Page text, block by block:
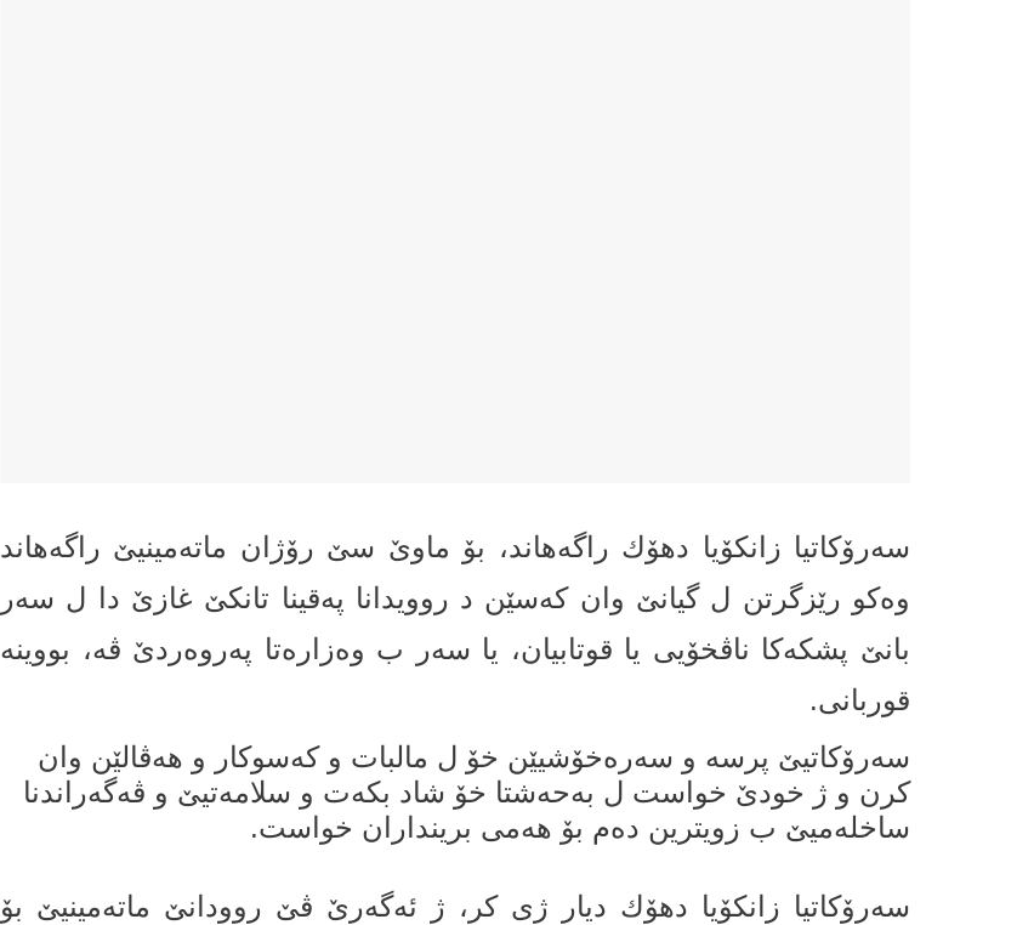
سەرۆكاتیا زانكۆیا دهۆك راگه‌هاند، بۆ ماوێ سێ رۆژان ماتەمینیێ راگەهاند
وەکو رێزگرتن ل گیانێ‌ وان كەسێن د روویدانا پەقینا تانكێ غازێ دا ل سەر
بانێ پشكەکا ناڤخۆیی یا قوتابیان، یا سەر ب وەزارەتا پەروەردێ ڤە، بووینە
قوربانی.
سه‌رۆكاتیێ پرسە و سەرەخۆشیێن خۆ ل مالبات و كەسوكار و هەڤالێن وان
كرن و ژ خودێ خواست ل بەحەشتا خۆ شاد بكەت و سلامەتیێ و ڤەگەراندنا
ساخلەمیێ ب زویترین دەم بۆ هەمی برینداران خواست.
سەرۆكاتیا زانكۆیا دهۆك دیار ژى كر، ژ ئه‌گه‌رێ ڤێ روودانێ ماتەمینیێ بۆ